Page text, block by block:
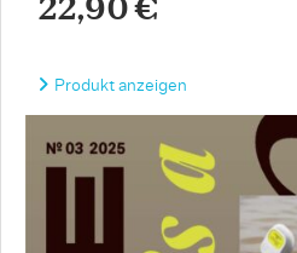
22,90 €
Produkt anzeigen